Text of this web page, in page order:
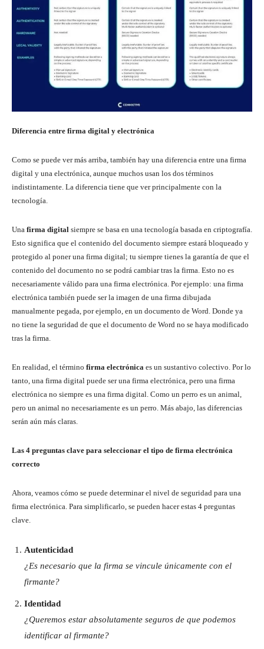
Diferencia entre firma digital y electrónica
Como se puede ver más arriba, también hay una diferencia entre una firma
digital y una electrónica, aunque muchos usan los dos términos
indistintamente. La diferencia tiene que ver principalmente con la
tecnología.
Una firma digital siempre se basa en una tecnología basada en criptografía.
Esto significa que el contenido del documento siempre estará bloqueado y
protegido al poner una firma digital; tu siempre tienes la garantía de que el
contenido del documento no se podrá cambiar tras la firma. Esto no es
necesariamente válido para una firma electrónica. Por ejemplo: una firma
electrónica también puede ser la imagen de una firma dibujada
manualmente pegada, por ejemplo, en un documento de Word. Donde ya
no tiene la seguridad de que el documento de Word no se haya modificado
tras la firma.
En realidad, el término firma electrónica es un sustantivo colectivo. Por lo
tanto, una firma digital puede ser una firma electrónica, pero una firma
electrónica no siempre es una firma digital. Como un perro es un animal,
pero un animal no necesariamente es un perro. Más abajo, las diferencias
serán aún más claras.
Las 4 preguntas clave para seleccionar el tipo de firma electrónica
correcto
Ahora, veamos cómo se puede determinar el nivel de seguridad para una
firma electrónica. Para simplificarlo, se pueden hacer estas 4 preguntas
clave.
Autenticidad
¿Es necesario que la firma se vincule únicamente con el
firmante?
Identidad
¿Queremos estar absolutamente seguros de que podemos
identificar al firmante?